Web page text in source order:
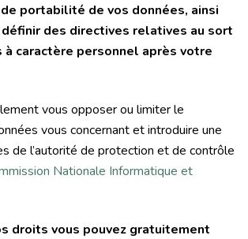
portabilité de vos données, ainsi
des directives relatives au sort
à caractère personnel après votre
vous opposer ou limiter le
vous concernant et introduire une
de l’autorité de protection et de contrôle
Nationale Informatique et
droits vous pouvez gratuitement